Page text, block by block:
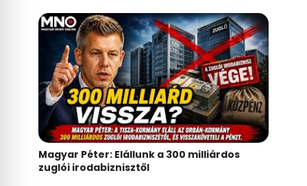
Magyar Péter: Elállunk a 300 milliárdos
zuglói irodabiznisztől